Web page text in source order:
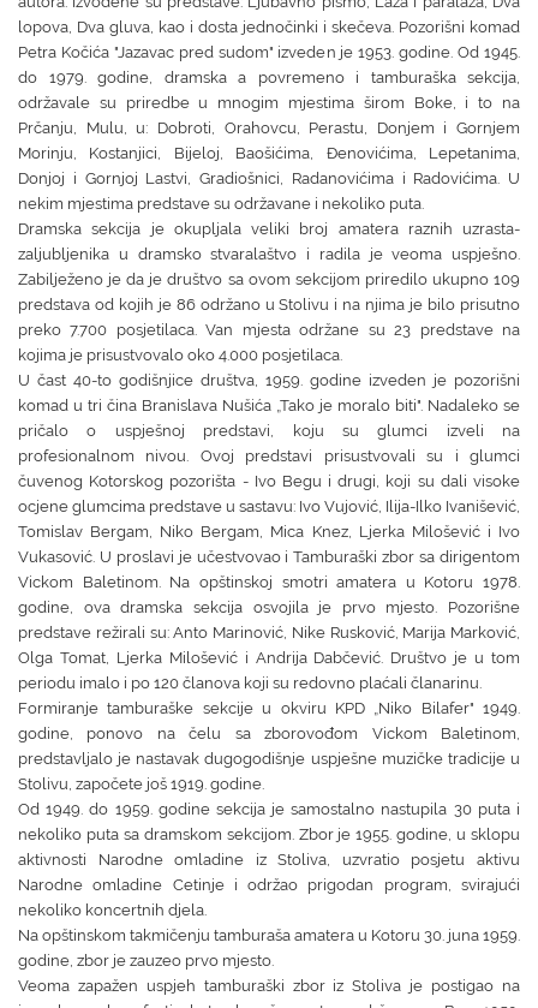
lopova, Dva gluva, kao i dosta jednočinki i skečeva. Pozorišni komad
Petra Kočića "Jazavac pred sudom" izveden je 1953. godine. Od 1945.
do 1979. godine, dramska a povremeno i tamburaška sekcija,
održavale su priredbe u mnogim mjestima širom Boke, i to na
Prčanju, Mulu, u: Dobroti, Orahovcu, Perastu, Donjem i Gornjem
Morinju, Kostanjici, Bijeloj, Baošićima, Đenovićima, Lepetanima,
Donjoj i Gornjoj Lastvi, Gradiošnici, Radanovićima i Radovićima. U
nekim mjestima predstave su održavane i nekoliko puta.
Dramska sekcija je okupljala veliki broj amatera raznih uzrasta-
zaljubljenika u dramsko stvaralaštvo i radila je veoma uspješno.
Zabilježeno je da je društvo sa ovom sekcijom priredilo ukupno 109
predstava od kojih je 86 održano u Stolivu i na njima je bilo prisutno
preko 7.700 posjetilaca. Van mjesta održane su 23 predstave na
kojima je prisustvovalo oko 4.000 posjetilaca.
U čast 40-to godišnjice društva, 1959. godine izveden je pozorišni
komad u tri čina Branislava Nušića „Tako je moralo biti". Nadaleko se
pričalo o uspješnoj predstavi, koju su glumci izveli na
profesionalnom nivou. Ovoj predstavi prisustvovali su i glumci
čuvenog Kotorskog pozorišta - Ivo Begu i drugi, koji su dali visoke
ocjene glumcima predstave u sastavu: Ivo Vujović, Ilija-Ilko Ivanišević,
Tomislav Bergam, Niko Bergam, Mica Knez, Ljerka Milošević i Ivo
Vukasović. U proslavi je učestvovao i Tamburaški zbor sa dirigentom
Vickom Baletinom. Na opštinskoj smotri amatera u Kotoru 1978.
godine, ova dramska sekcija osvojila je prvo mjesto. Pozorišne
predstave režirali su: Anto Marinović, Nike Rusković, Marija Marković,
Olga Tomat, Ljerka Milošević i Andrija Dabčević. Društvo je u tom
periodu imalo i po 120 članova koji su redovno plaćali članarinu.
Formiranje tamburaške sekcije u okviru KPD „Niko Bilafer" 1949.
godine, ponovo na čelu sa zborovođom Vickom Baletinom,
predstavljalo je nastavak dugogodišnje uspješne muzičke tradicije u
Stolivu, započete još 1919. godine.
Od 1949. do 1959. godine sekcija je samostalno nastupila 30 puta i
nekoliko puta sa dramskom sekcijom. Zbor je 1955. godine, u sklopu
aktivnosti Narodne omladine iz Stoliva, uzvratio posjetu aktivu
Narodne omladine Cetinje i održao prigodan program, svirajući
nekoliko koncertnih djela.
Na opštinskom takmičenju tamburaša amatera u Kotoru 30. juna 1959.
godine, zbor je zauzeo prvo mjesto.
Veoma zapažen uspjeh tamburaški zbor iz Stoliva je postigao na